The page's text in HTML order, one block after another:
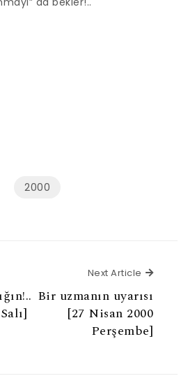
2000
Next Article Next
Bir uzmanın uyarısı
[27 Nisan 2000
Perşembe]